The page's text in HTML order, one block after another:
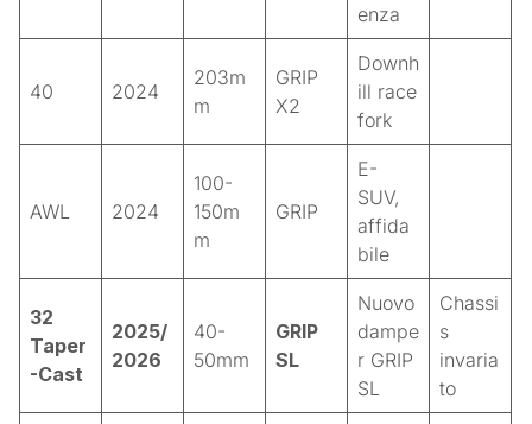
enza
40 2024
203m
m
GRIP
X2
Downh
ill race
fork
AWL 2024
100-
150m
m
GRIP
E-
SUV,
affida
bile
32
Taper
-Cast
2025/
2026
40-
50mm
GRIP
SL
Nuovo
dampe
r GRIP
SL
Chassi
s
invaria
to